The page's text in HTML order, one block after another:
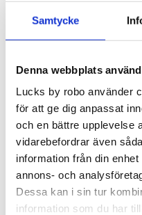
Samtycke
Denna webbplats
Lucks by robo använder
för att ge dig anpassat
och en bättre upplevelse
vidarebefordrar även
information från din
annons- och
Dessa kan i sin tur
information som du har
Antal
Lagerstatus
Artikelnr
Kökslucka med ram i
valfri färg utan extra